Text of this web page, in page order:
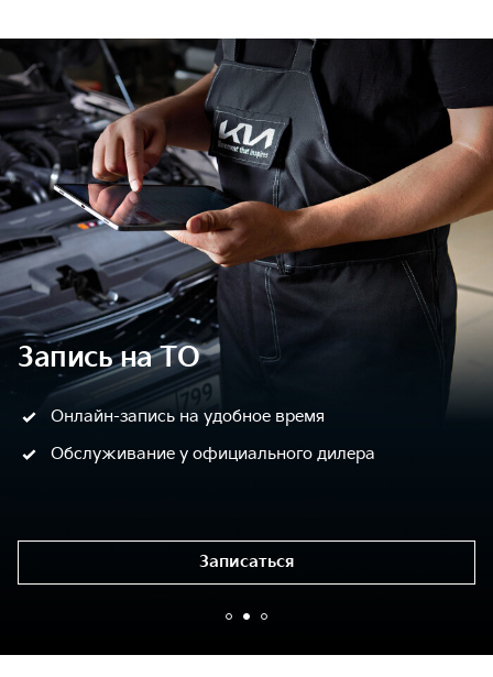
Запись на ТО
Онлайн-запись на удобное время
Обслуживание у официального дилера
Записаться